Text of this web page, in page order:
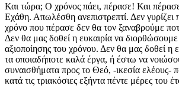
Και τώρα; Ο χρόνος πάει, πέρασε! Και
Εχάθη. Απωλέσθη ανεπιστρεπτί. Δεν γυρίζει
χρόνο που πέρασε δεν θα τον ξαναβρούμε
Δεν θα μας δοθεί η ευκαιρία να
αξιοποίησης του χρόνου. Δεν θα μας δοθεί η
τα οποιαδήποτε καλά έργα, ή έστω να
συναισθήματα προς το Θεό, -ικεσία ελέους-
κατά τις τριακόσιες εξήντα πέντε μέρες του